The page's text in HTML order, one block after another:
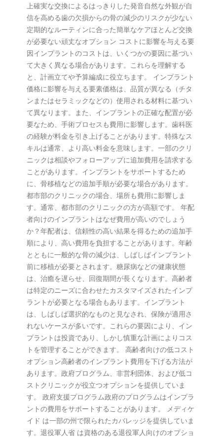
上確実な交換によるはっきりした発音自然な外観が自
信を高める歯の欠損からの骨の減少のリスクが少ない
定期的なルーティンに合った簡単なケアほとんど交換
が必要ない頑丈なオプション コストに影響を与える要
因インプラントのコストは、いくつかの要因に基づい
て大きく異なる場合があります。これらを理解する
と、計画立てや予算編成に役立ちます。 インプラント
価格に影響を与える要素価格は、品質が異なる（チタ
ンまたはセラミックなどの）使用される材料に基づい
て異なります。また、インプラントの正確な配置が必
要なため、手術プロセスも費用に影響します。歯科医
の経験が料金を引き上げることがあります。特殊なス
キルは通常、より高い料金を意味します。一部のクリ
ニックは相談やフォローアップに追加費用を請求する
ことがあります。インプラントをサポートするため
に、骨移植などの追加手順が必要な場合があります。
都市部のクリニックの場合、場所も費用に影響しま
す。通常、都市部のクリニックの方が高額です。 年配
者向けのインプラントはなぜ費用が高いのでしょう
か？年配者は、信頼性の高い結果を得るための追加手
順により、高い費用を負担することがあります。年齢
とともに一般的な骨の減少は、しばしばインプラント
前に移植が必要とされます。糖尿病などの健康状態
は、治癒を遅らせ、回復期間が長くなります。高齢者
は特定のニーズに合わせたカスタマイズされたインプ
ラントが必要となる場合もあります。インプラント
は、しばしば選択的なものと見なされ、保険が適用さ
れないケースが多いです。これらの要因により、イン
プラントは投資であり、しかし慎重な計画によりコス
トを管理することができます。 高齢者向けの低コスト
オプション高齢者のインプラント費用を下げる方法が
あります。政府プログラム、非営利団体、および低コ
ストクリニックが役立つオプションを提供していま
す。 政府支援プログラム政府のプログラムはインプラ
ントの費用をサポートすることがあります。 メディケ
イド は一部の州で限られたカバレッジを提供していま
す。退役軍人省 は資格のある退役軍人向けのオプショ